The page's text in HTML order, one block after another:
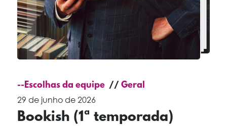
--Escolhas da equipe
Geral
29 de junho de 2026
Bookish (1ª temporada)